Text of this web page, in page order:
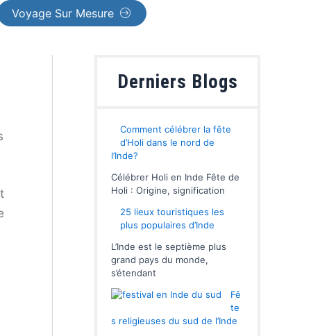
Voyage Sur Mesure
Derniers Blogs
Comment célébrer la fête
d’Holi dans le nord de
l’Inde?
Célébrer Holi en Inde Fête de
Holi : Origine, signification
25 lieux touristiques les
plus populaires d’Inde
L’Inde est le septième plus
grand pays du monde,
s’étendant
Fê
te
s religieuses du sud de l’Inde